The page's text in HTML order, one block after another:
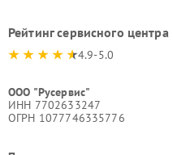
Рейтинг сервисного центра
4.9-5.0
ООО "Русервис"
ИНН 7702633247
ОГРН 1077746335776